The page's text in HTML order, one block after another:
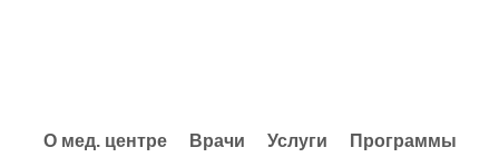
О мед. центре Врачи Услуги Программы